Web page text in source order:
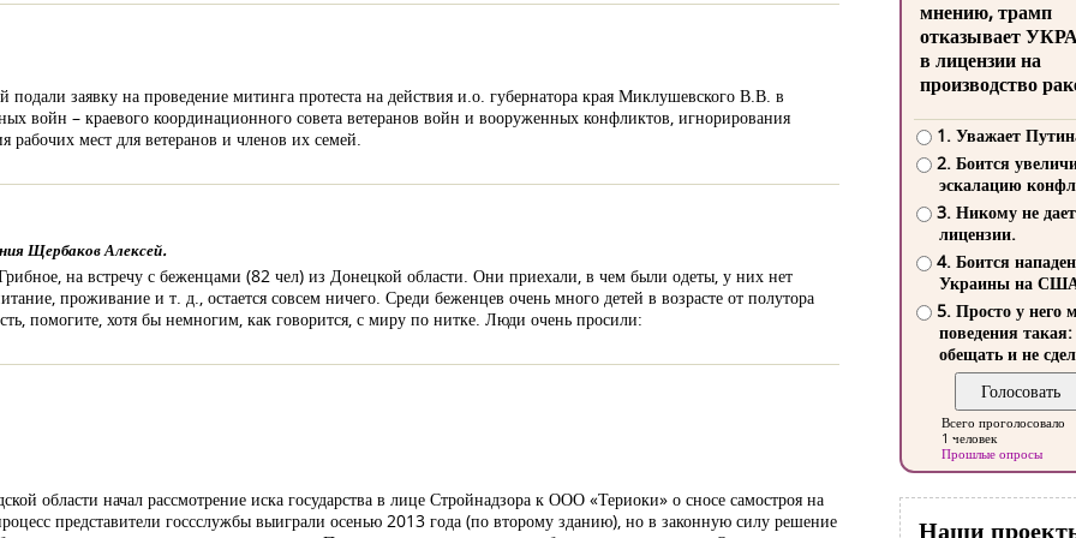
заявку на проведение митинга протеста на действия и.о. губернатора края Миклушевского В.В. в
войн – краевого координационного совета ветеранов войн и вооруженных конфликтов, игнорирования
рабочих мест для ветеранов и членов их семей.
Щербаков Алексей.
на встречу с беженцами (82 чел) из Донецкой области. Они приехали, в чем были одеты, у них нет
проживание и т. д., остается совсем ничего. Среди беженцев очень много детей в возрасте от полутора
помогите, хотя бы немногим, как говорится, с миру по нитке. Люди очень просили:
области начал рассмотрение иска государства в лице Стройнадзора к ООО «Териоки» о сносе самостроя на
представители госсслужбы выиграли осенью 2013 года (по второму зданию), но в законную силу решение
мнению, трамп
отказывает
в лицензии на
производство
1. Уважает
2. Боится
эскалацию
3. Никому не
лицензии.
4. Боится
Украины на
5. Просто у него
поведения такая:
обещать и не
Всего проголосовало
1 человек
Прошлые опросы
Наши